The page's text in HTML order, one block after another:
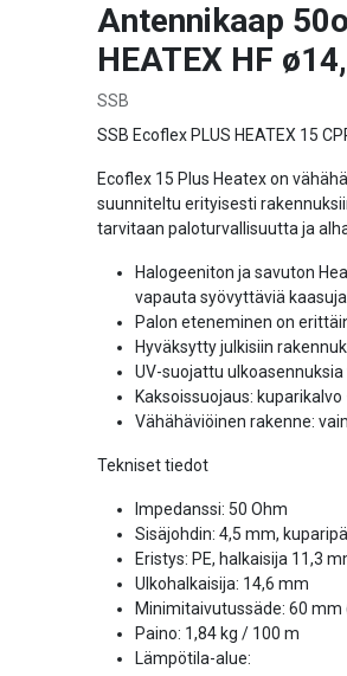
Antennikaap
HEATEX HF
SSB
SSB Ecoflex PLUS HEATEX 15
Ecoflex 15 Plus Heatex on
suunniteltu erityisesti
tarvitaan paloturvallisuutta ja
Halogeeniton ja savuton
vapauta syövyttäviä kaasuja
Palon eteneminen on
Hyväksytty julkisiin
UV-suojattu ulkoasennuksia
Kaksoissuojaus: kuparikalvo
Vähähäviöinen rakenne:
Tekniset tiedot
Impedanssi: 50 Ohm
Sisäjohdin: 4,5 mm,
Eristys: PE, halkaisija 11,3
Ulkohalkaisija: 14,6 mm
Minimitaivutussäde: 60
Paino: 1,84 kg / 100 m
Lämpötila-alue: